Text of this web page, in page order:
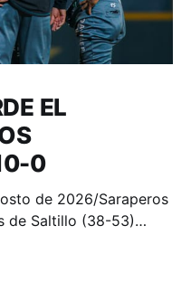
EL
0
de 2026/Saraperos
del compromiso